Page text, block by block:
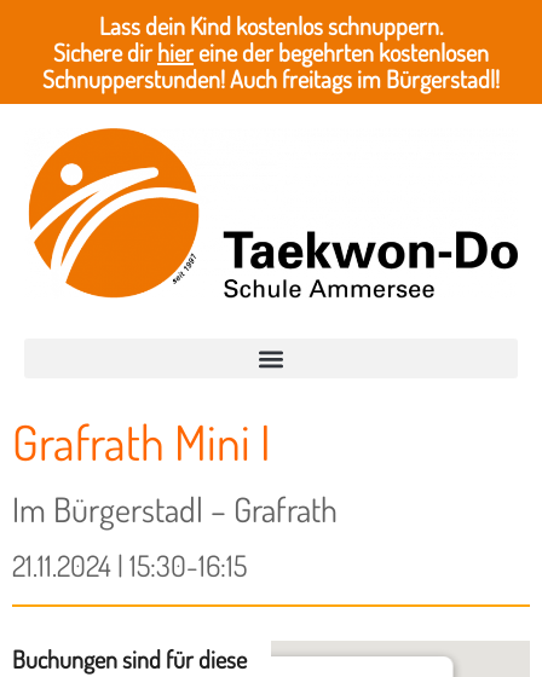
Lass dein Kind kostenlos schnuppern.
Sichere dirhiereine der begehrten kostenlosen
Schnupperstunden! Auch freitags im Bürgerstadl!
Grafrath Mini I
Im Bürgerstadl – Grafrath
21.11.2024 | 15:30-16:15
Buchungen sind für diese